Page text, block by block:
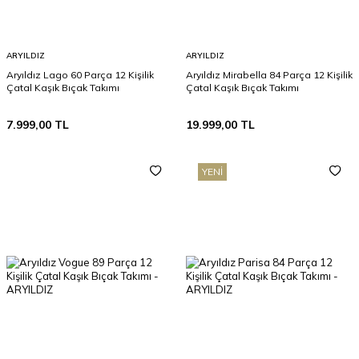
ARYILDIZ
Aryıldız Lago 60 Parça 12 Kişilik
Çatal Kaşık Bıçak Takımı
7.999,00 TL
ARYILDIZ
Aryıldız Mirabella 84 Parça 12 Kişilik
Çatal Kaşık Bıçak Takımı
19.999,00 TL
YENI